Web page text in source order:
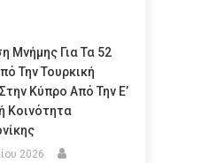
Μνήμης Για Τα 52
Την Τουρκική
Κύπρο Από Την Ε’
Κοινότητα
2026